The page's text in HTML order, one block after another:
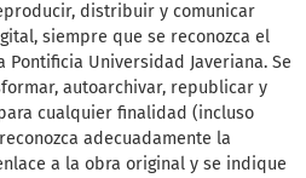
distribuir y comunicar
siempre que se reconozca el
Universidad Javeriana. Se
autoarchivar, republicar y
cualquier finalidad (incluso
adecuadamente la
a la obra original y se indique